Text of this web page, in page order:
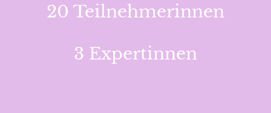
20 Teilnehmerinnen
3 Expertinnen